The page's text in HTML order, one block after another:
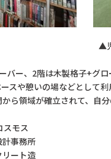
様子 ▲児童書
バー、2階は木製格子+グ
スや憩いの場などとして利
ら領域が確立されて、自
スモス
事務所
リート造